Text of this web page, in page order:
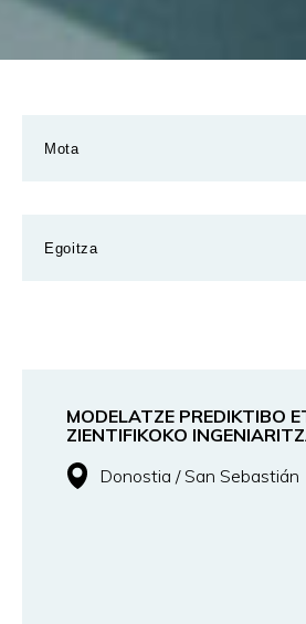
MODELATZE PREDIKTIBO
ZIENTIFIKOKO
Donostia / San Sebastián